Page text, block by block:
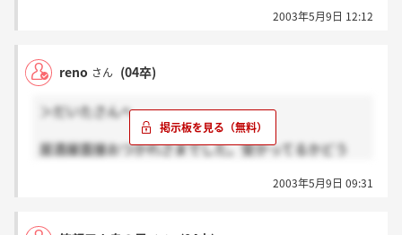
一緒に受かってるといいのですが。
2003年5月9日 12:12
reno さん (04卒)
＞だいたさんへ
居酒屋面接おつかれさまでした。受かってるかどう
と思いますが、半分落ちると聞いたときは正直かなり
すね。また懇親会で会えるように願ってます。ほんと
2003年5月9日 09:31